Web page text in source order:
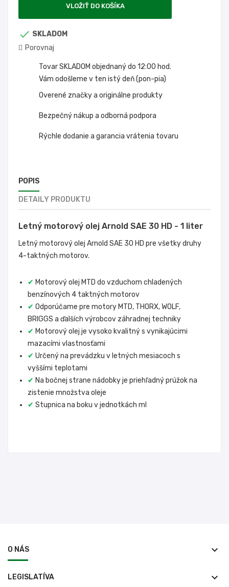
VLOŽIŤ DO KOŠÍKA
 SKLADOM
Porovnaj
Tovar SKLADOM objednaný do 12:00 hod.
Vám odošleme v ten istý deň (pon-pia)
Overené značky a originálne produkty
Bezpečný nákup a odborná podpora
Rýchle dodanie a garancia vrátenia tovaru
POPIS
DETAILY PRODUKTU
Letný motorový olej Arnold SAE 30 HD - 1 liter
Letný motorový olej Arnold SAE 30 HD pre všetky druhy
4-taktných motorov.
✔ Motorový olej MTD do vzduchom chladených
benzínových 4 taktných motorov
✔ Odporúčame pre motory MTD, THORX, WOLF,
BRIGGS a ďalších výrobcov záhradnej techniky
✔ Motorový olej je vysoko kvalitný s vynikajúcimi
mazacími vlastnosťami
✔ Určený na prevádzku v letných mesiacoch s
vyššími teplotami
✔ Na bočnej strane nádobky je priehľadný prúžok na
zistenie množstva oleje
✔ Stupnica na boku v jednotkách ml
O NÁS keyboard_arrow_down
LEGISLATÍVA keyboard_arrow_down